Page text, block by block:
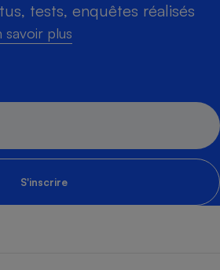
tests, enquêtes réalisés
savoir plus
S'inscrire